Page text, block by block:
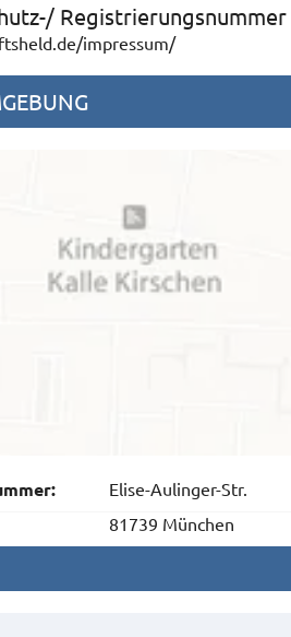
Registrierungsnummer
impressum/
: Elise-Aulinger-Str.
81739 München